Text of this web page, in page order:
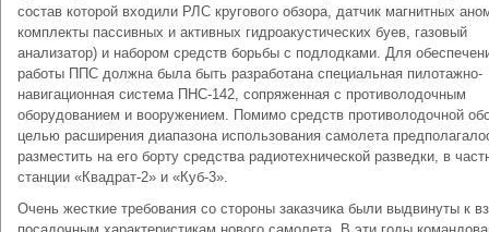
состав которой входили РЛС кругового обзора, датчик магнитных
комплекты пассивных и активных гидроакустических буев, газовый
анализатор) и набором средств борьбы с подлодками. Для
работы ППС должна была быть разработана специальная пилотажно-
навигационная система ПНС-142, сопряженная с противолодочным
оборудованием и вооружением. Помимо средств противолодочной
целью расширения диапазона использования самолета
разместить на его борту средства радиотехнической разведки, в
станции «Квадрат-2» и «Куб-3».
Очень жесткие требования со стороны заказчика были выдвинуты к